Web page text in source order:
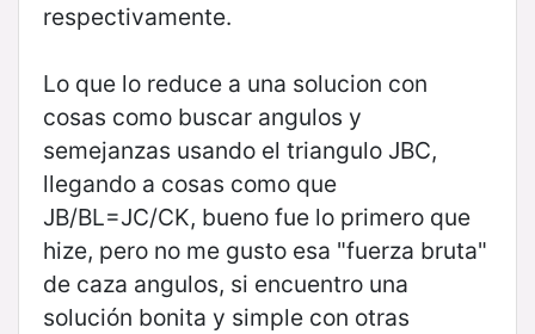
respectivamente.
Lo que lo reduce a una solucion con
cosas como buscar angulos y
semejanzas usando el triangulo JBC,
llegando a cosas como que
JB/BL=JC/CK, bueno fue lo primero que
hize, pero no me gusto esa "fuerza bruta"
de caza angulos, si encuentro una
solución bonita y simple con otras